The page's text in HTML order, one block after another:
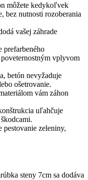
môžete kedykoľvek
bez nutnosti rozoberania
vašej záhrade
prefarbeného
vplyvom
betón nevyžaduje
ošetrovanie.
vám záhon
uľahčuje
pestovanie zeleniny,
steny 7cm sa dodáva